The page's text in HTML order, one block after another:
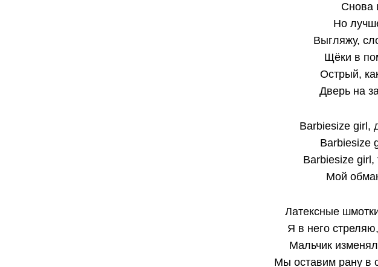
Снова
Но
Выгляжу,
Щёки в
Острый,
Дверь на
Barbiesize girl,
Barbiesize
Barbiesize
Мой
Латексные
Я в него
Мальчик
Мы оставим рану в